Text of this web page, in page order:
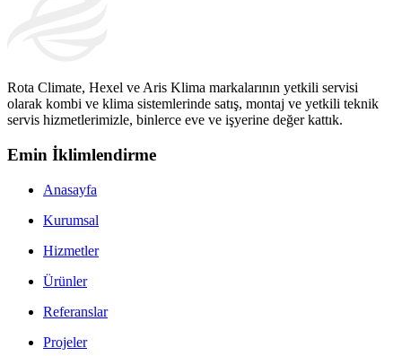
Rota Climate, Hexel ve Aris Klima markalarının yetkili servisi
olarak kombi ve klima sistemlerinde satış, montaj ve yetkili teknik
servis hizmetlerimizle, binlerce eve ve işyerine değer kattık.
Emin İklimlendirme
Anasayfa
Kurumsal
Hizmetler
Ürünler
Referanslar
Projeler